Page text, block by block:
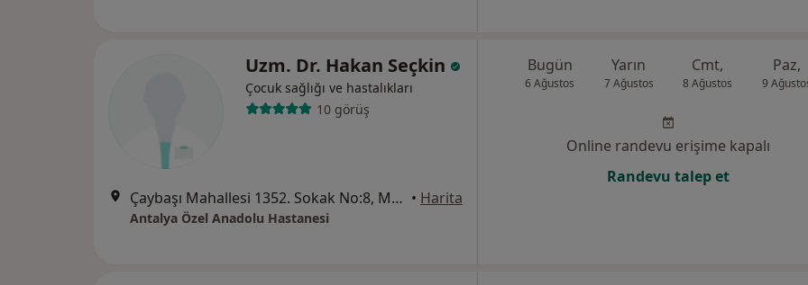
Uzm. Dr. Hakan Seçkin
Çocuk sağlığı ve hastalıkları
10 görüş
Çaybaşı Mahallesi 1352. Sokak No:8, Muratpaşa • Harita
Antalya Özel Anadolu Hastanesi
Bugün
6 Ağustos
Yarın
7 Ağustos
Cmt,
8 Ağustos
Paz,
9
Online randevu erişime kapalı
Randevu talep et